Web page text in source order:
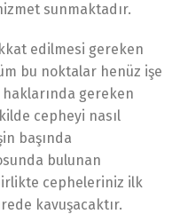
sunmaktadır.
edilmesi gereken
bu noktalar henüz işe
gereken
cepheyi nasıl
başında
bulunan
cepheleriniz ilk
kavuşacaktır.